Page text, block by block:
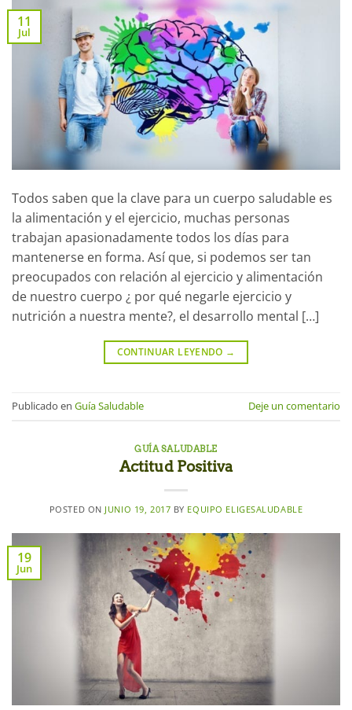
11
Jul
Todos saben que la clave para un cuerpo saludable es
la alimentación y el ejercicio, muchas personas
trabajan apasionadamente todos los días para
mantenerse en forma. Así que, si podemos ser tan
preocupados con relación al ejercicio y alimentación
de nuestro cuerpo ¿ por qué negarle ejercicio y
nutrición a nuestra mente?, el desarrollo mental […]
CONTINUAR LEYENDO →
Publicado en Guía Saludable Deje un comentario
GUÍA SALUDABLE
Actitud Positiva
POSTED ON JUNIO 19, 2017 BY EQUIPO ELIGESALUDABLE
19
Jun